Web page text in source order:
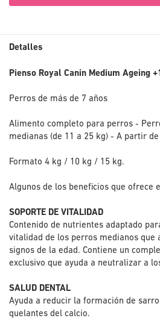
Detalles
Pienso Royal Canin Medium Ageing
Perros de más de 7 años
Alimento completo para perros -
medianas (de 11 a 25 kg) - A partir
Formato 4 kg / 10 kg / 15 kg.
Algunos de los beneficios que ofrece
SOPORTE DE VITALIDAD
Contenido de nutrientes adaptado
vitalidad de los perros medianos que
signos de la edad. Contiene un
exclusivo que ayuda a neutralizar a
SALUD DENTAL
Ayuda a reducir la formación de
quelantes del calcio.